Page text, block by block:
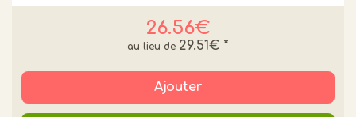
26.56€
29.51€ *
Ajouter